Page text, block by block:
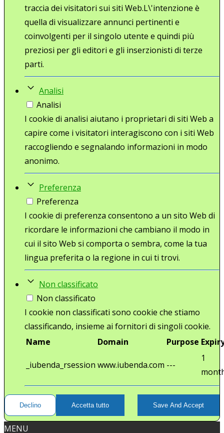
traccia dei visitatori sui siti Web.L\'intenzione è
quella di visualizzare annunci pertinenti e
coinvolgenti per il singolo utente e quindi più
preziosi per gli editori e gli inserzionisti di terze
parti.
Analisi
Analisi
I cookie di analisi aiutano i proprietari di siti Web a
capire come i visitatori interagiscono con i siti Web
raccogliendo e segnalando informazioni in modo
anonimo.
Preferenza
Preferenza
I cookie di preferenza consentono a un sito Web di
ricordare le informazioni che cambiano il modo in
cui il sito Web si comporta o sembra, come la tua
lingua preferita o la regione in cui ti trovi.
Non classificato
Non classificato
I cookie non classificati sono cookie che stiamo
classificando, insieme ai fornitori di singoli cookie.
Name
Domain Purpose
_iubenda_rsession www.iubenda.com ---
1
Declino Accetta tutto Save And Accept
MENU